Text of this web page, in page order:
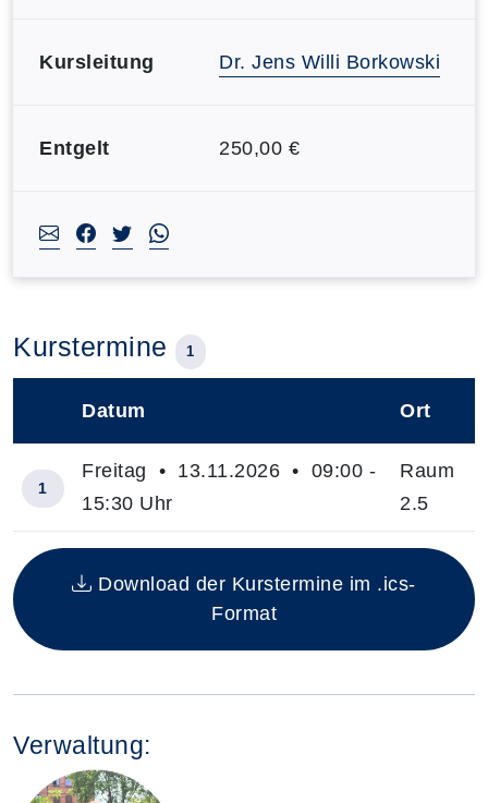
Kursleitung Dr. Jens Willi Borkowski
Entgelt 250,00 €
Kurstermine 1
Insgesamt gibt es 1 Termine zum diesen Kurs
Datum Ort
1
Freitag • 13.11.2026 • 09:00 -
15:30 Uhr
Raum
2.5
Download der Kurstermine im .ics-
Format
Verwaltung: